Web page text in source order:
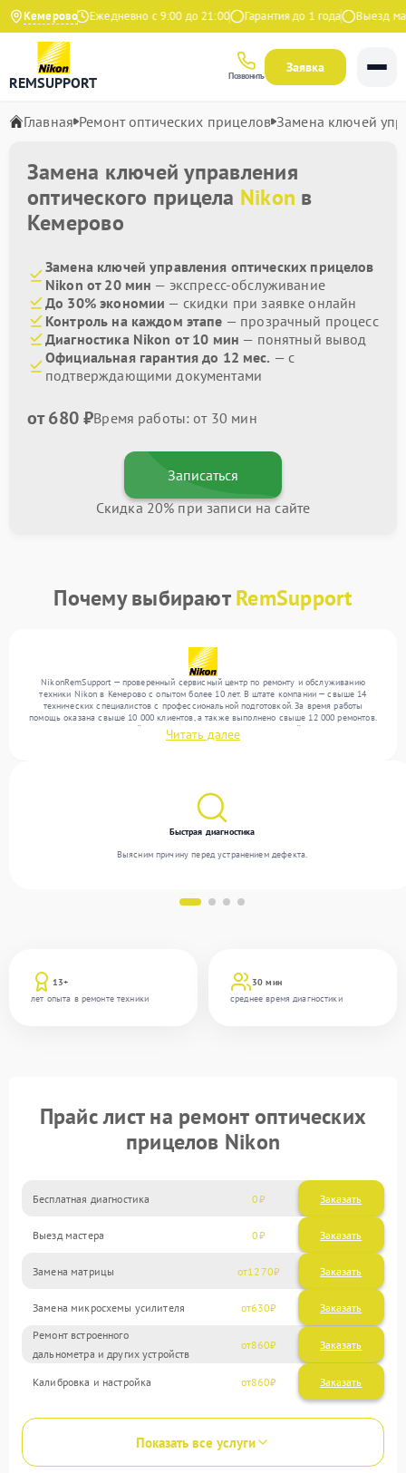
Кемерово
на Яндекс Ежедневно с 9:00 до 21:00 Гарантия до 1 года Выезд
REMSUPPORT Позвонить
Заявка
Главная Ремонт оптических прицелов Замена ключей
Замена ключей управления
оптического прицела Nikon в
Кемерово
Замена ключей управления оптических прицелов
Nikon от 20 мин — экспресс-обслуживание
До 30% экономии — скидки при заявке онлайн
Контроль на каждом этапе — прозрачный процесс
Диагностика Nikon от 10 мин — понятный вывод
Официальная гарантия до 12 мес. — с
подтверждающими документами
от 680 ₽Время работы: от 30 мин
Записаться
Скидка 20% при записи на сайте
Почему выбираютRemSupport
NikonRemSupport — проверенный сервисный центр по ремонту и обслуживанию
техники Nikon в Кемерово с опытом более 10 лет. В штате компании — свыше 14
технических специалистов с профессиональной подготовкой. За время работы
помощь оказана свыше 10 000 клиентов, а также выполнено свыше 12 000 ремонтов.
Ежемесячно в сервисный центр поступает более 300 обращений, включая , , . Мы
выполняем ремонт различного уровня сложности и гарантируем высокое качество
Читать далее
13+
лет опыта в ремонте техники
30 мин
среднее время диагностики
Быстрая диагностика
Выясним причину перед устранением дефекта.
Прайс лист на ремонт оптических
прицелов Nikon
Бесплатная диагностика 0 Заказать
Выезд мастера 0 Заказать
Замена матрицы 1270
Замена микросхемы усилителя 630
Ремонт встроенного
дальнометра и других устройств
860
Калибровка и настройка 860
Показать все услуги